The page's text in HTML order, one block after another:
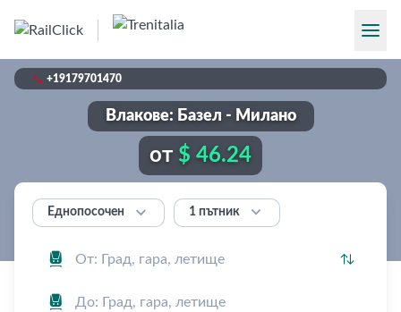
 +19179701470
Влакове: Базел - Милано
от $ 46.24
Еднопосочен  1 пътник 
 
